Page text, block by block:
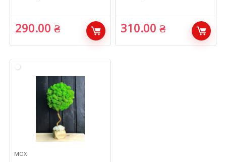
290.00₴ 310.00₴
МОХ